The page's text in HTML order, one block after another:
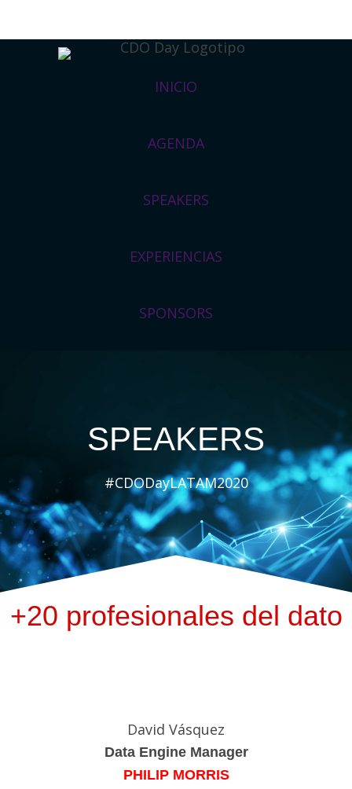
INICIO
AGENDA
SPEAKERS
EXPERIENCIAS
SPONSORS
SPEAKERS
#CDODayLATAM2020
+20 profesionales del dato
David Vásquez
Data Engine Manager
PHILIP MORRIS